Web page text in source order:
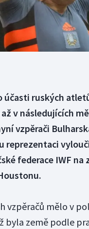
účasti ruských
v následujících
vzpěrači
reprezentaci
federace IWF na
vzpěračů mělo v
byla země podle